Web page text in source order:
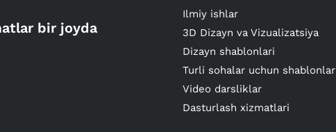
bir joyda
Ilmiy ishlar
3D Dizayn va Vizualizatsiya
Dizayn shablonlari
Turli sohalar uchun shablonlar
Video darsliklar
Dasturlash xizmatlari